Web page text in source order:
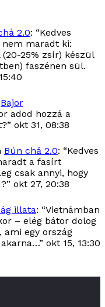
2.0: “Kedves
nem maradt ki:
25% zsír) készül
faszénen sül.
Bajor
adod hozzá a
” okt 31, 08:38
Bún chả 2.0: “Kedves
a fasírt
csak annyi, hogy
” okt 27, 20:38
illata: “Vietnámban
– elég bátor dolog
ami egy ország
” okt 15, 13:30